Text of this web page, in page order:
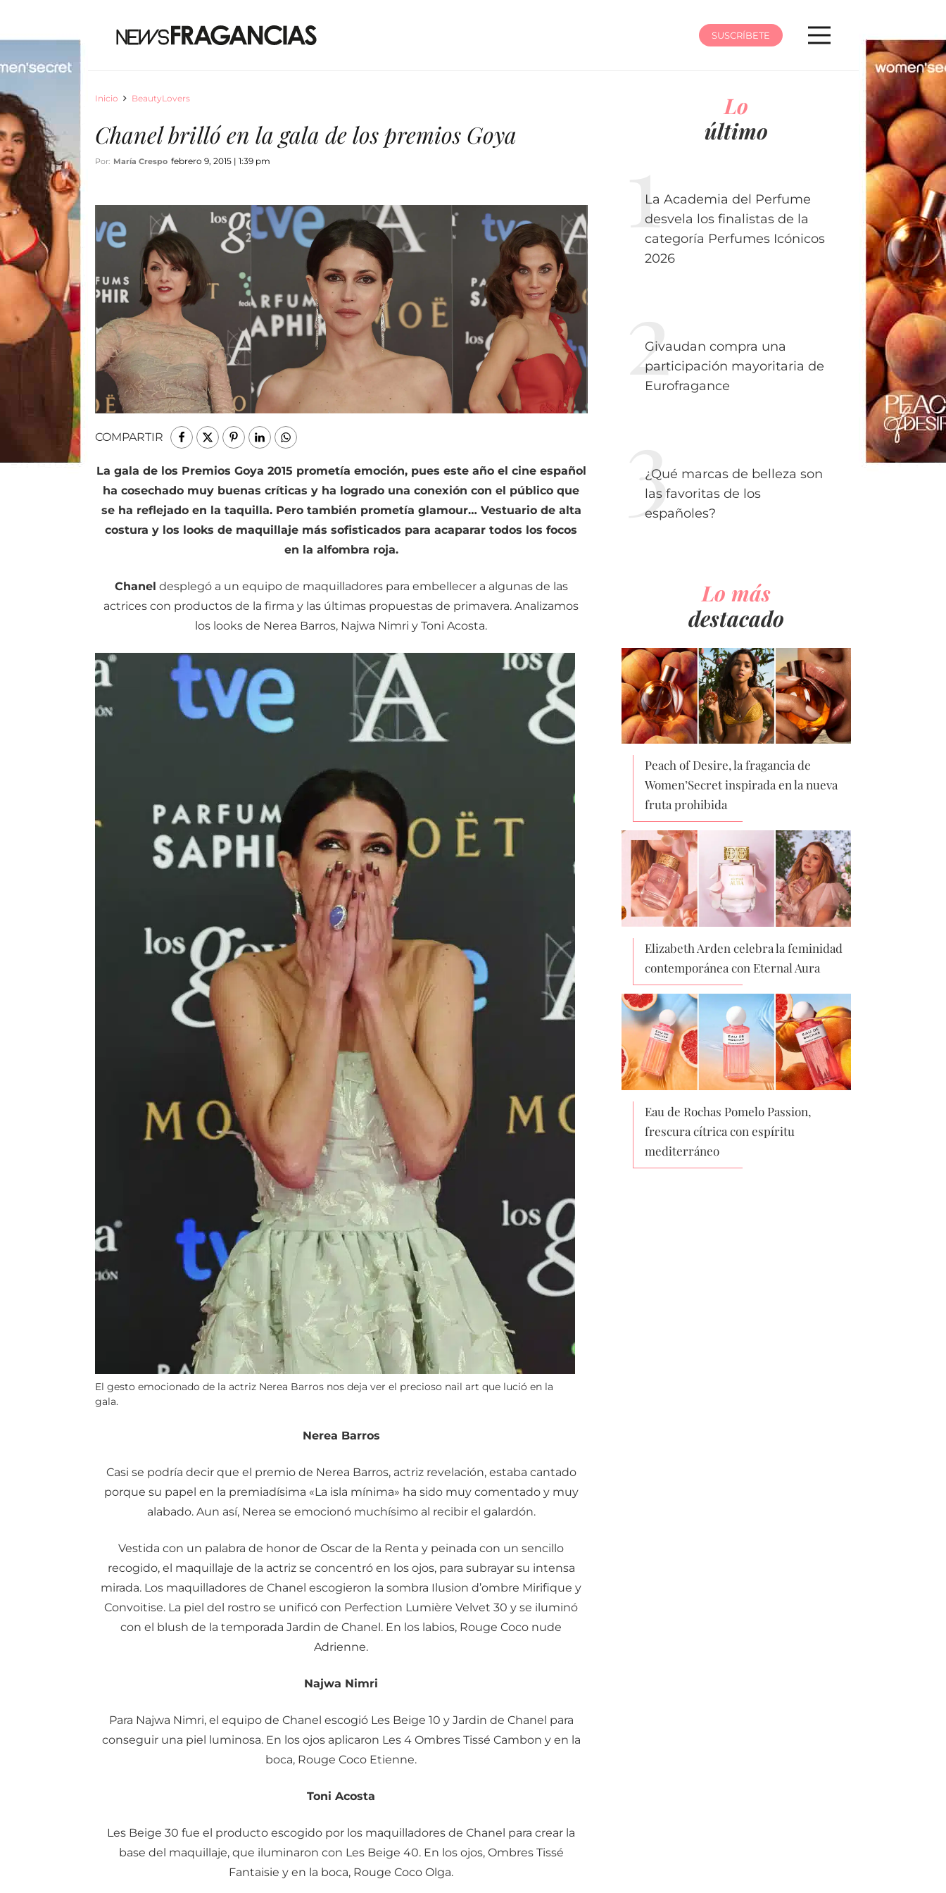
SUSCRÍBETE
Inicio BeautyLovers
Chanel brilló en la gala de los premios Goya
Por: María Crespo febrero 9, 2015 | 1:39 pm
COMPARTIR
La gala de los Premios Goya 2015 prometía emoción, pues este año el cine español
ha cosechado muy buenas críticas y ha logrado una conexión con el público que
se ha reflejado en la taquilla. Pero también prometía glamour… Vestuario de alta
costura y los looks de maquillaje más sofisticados para acaparar todos los focos
en la alfombra roja.
Chanel desplegó a un equipo de maquilladores para embellecer a algunas de las
actrices con productos de la firma y las últimas propuestas de primavera. Analizamos
los looks de Nerea Barros, Najwa Nimri y Toni Acosta.
El gesto emocionado de la actriz Nerea Barros nos deja ver el precioso nail art que lució en la
gala.
Nerea Barros
Casi se podría decir que el premio de Nerea Barros, actriz revelación, estaba cantado
porque su papel en la premiadísima «La isla mínima» ha sido muy comentado y muy
alabado. Aun así, Nerea se emocionó muchísimo al recibir el galardón.
Vestida con un palabra de honor de Oscar de la Renta y peinada con un sencillo
recogido, el maquillaje de la actriz se concentró en los ojos, para subrayar su intensa
mirada. Los maquilladores de Chanel escogieron la sombra Ilusion d’ombre Mirifique y
Convoitise. La piel del rostro se unificó con Perfection Lumière Velvet 30 y se iluminó
con el blush de la temporada Jardin de Chanel. En los labios, Rouge Coco nude
Adrienne.
Najwa Nimri
Para Najwa Nimri, el equipo de Chanel escogió Les Beige 10 y Jardin de Chanel para
conseguir una piel luminosa. En los ojos aplicaron Les 4 Ombres Tissé Cambon y en la
boca, Rouge Coco Etienne.
Toni Acosta
Les Beige 30 fue el producto escogido por los maquilladores de Chanel para crear la
base del maquillaje, que iluminaron con Les Beige 40. En los ojos, Ombres Tissé
Fantaisie y en la boca, Rouge Coco Olga.
Lo
último
La Academia del Perfume
desvela los finalistas de la
categoría Perfumes Icónicos
2026
Givaudan compra una
participación mayoritaria de
Eurofragance
¿Qué marcas de belleza son
las favoritas de los
españoles?
Lo más
destacado
Peach of Desire, la fragancia de
Women’Secret inspirada en la nueva
fruta prohibida
Elizabeth Arden celebra la feminidad
contemporánea con Eternal Aura
Eau de Rochas Pomelo Passion,
frescura cítrica con espíritu
mediterráneo